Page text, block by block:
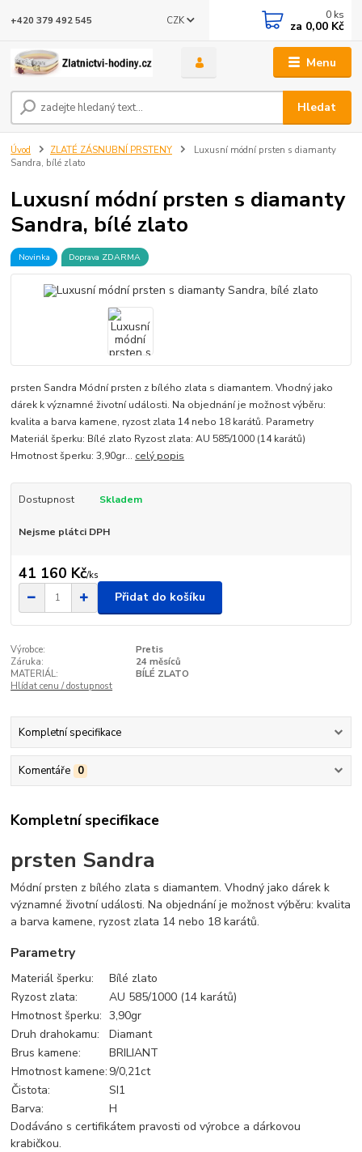
Menu
CZK
Hledat
+420 379 492 545 0 ks
za 0,00 Kč
Úvod ZLATÉ ZÁSNUBNÍ PRSTENY
Luxusní módní prsten s diamanty
Sandra, bílé zlato
Luxusní módní prsten s diamanty
Sandra, bílé zlato
Novinka Doprava ZDARMA
prsten Sandra Módní prsten z bílého zlata s diamantem. Vhodný jako
dárek k významné životní události. Na objednání je možnost výběru:
kvalita a barva kamene, ryzost zlata 14 nebo 18 karátů. Parametry
Materiál šperku: Bílé zlato Ryzost zlata: AU 585/1000 (14 karátů)
Hmotnost šperku: 3,90gr... celý popis
Dostupnost Skladem
Nejsme plátci DPH
41 160 Kč/ks
Přidat do košíku
Výrobce:
Pretis
Záruka:
24 měsíců
MATERIÁL:
BÍLÉ ZLATO
Hlídat cenu / dostupnost
Kompletní specifikace
Komentáře 0
Kompletní specifikace
prsten Sandra
Módní prsten z bílého zlata s diamantem. Vhodný jako dárek k
významné životní události. Na objednání je možnost výběru: kvalita
a barva kamene, ryzost zlata 14 nebo 18 karátů.
Parametry
Materiál šperku:
Bílé zlato
Ryzost zlata:
AU 585/1000 (14 karátů)
Hmotnost šperku: 3,90gr
Druh drahokamu:
Diamant
Brus kamene:
BRILIANT
Hmotnost kamene: 9/0,21ct
Čistota:
SI1
Barva:
H
Dodáváno s certifikátem pravosti od výrobce a dárkovou
krabičkou.